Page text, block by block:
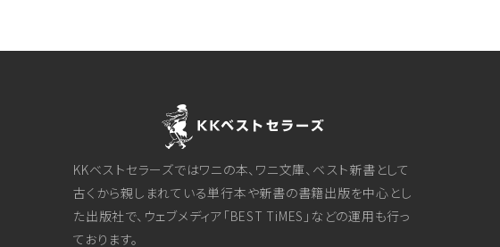
KKベストセラーズではワニの本、ワニ文庫、ベスト新書として
古くから親しまれている単行本や新書の書籍出版を中心とし
た出版社で、ウェブメディア「BEST TiMES」などの運用も行っ
ております。